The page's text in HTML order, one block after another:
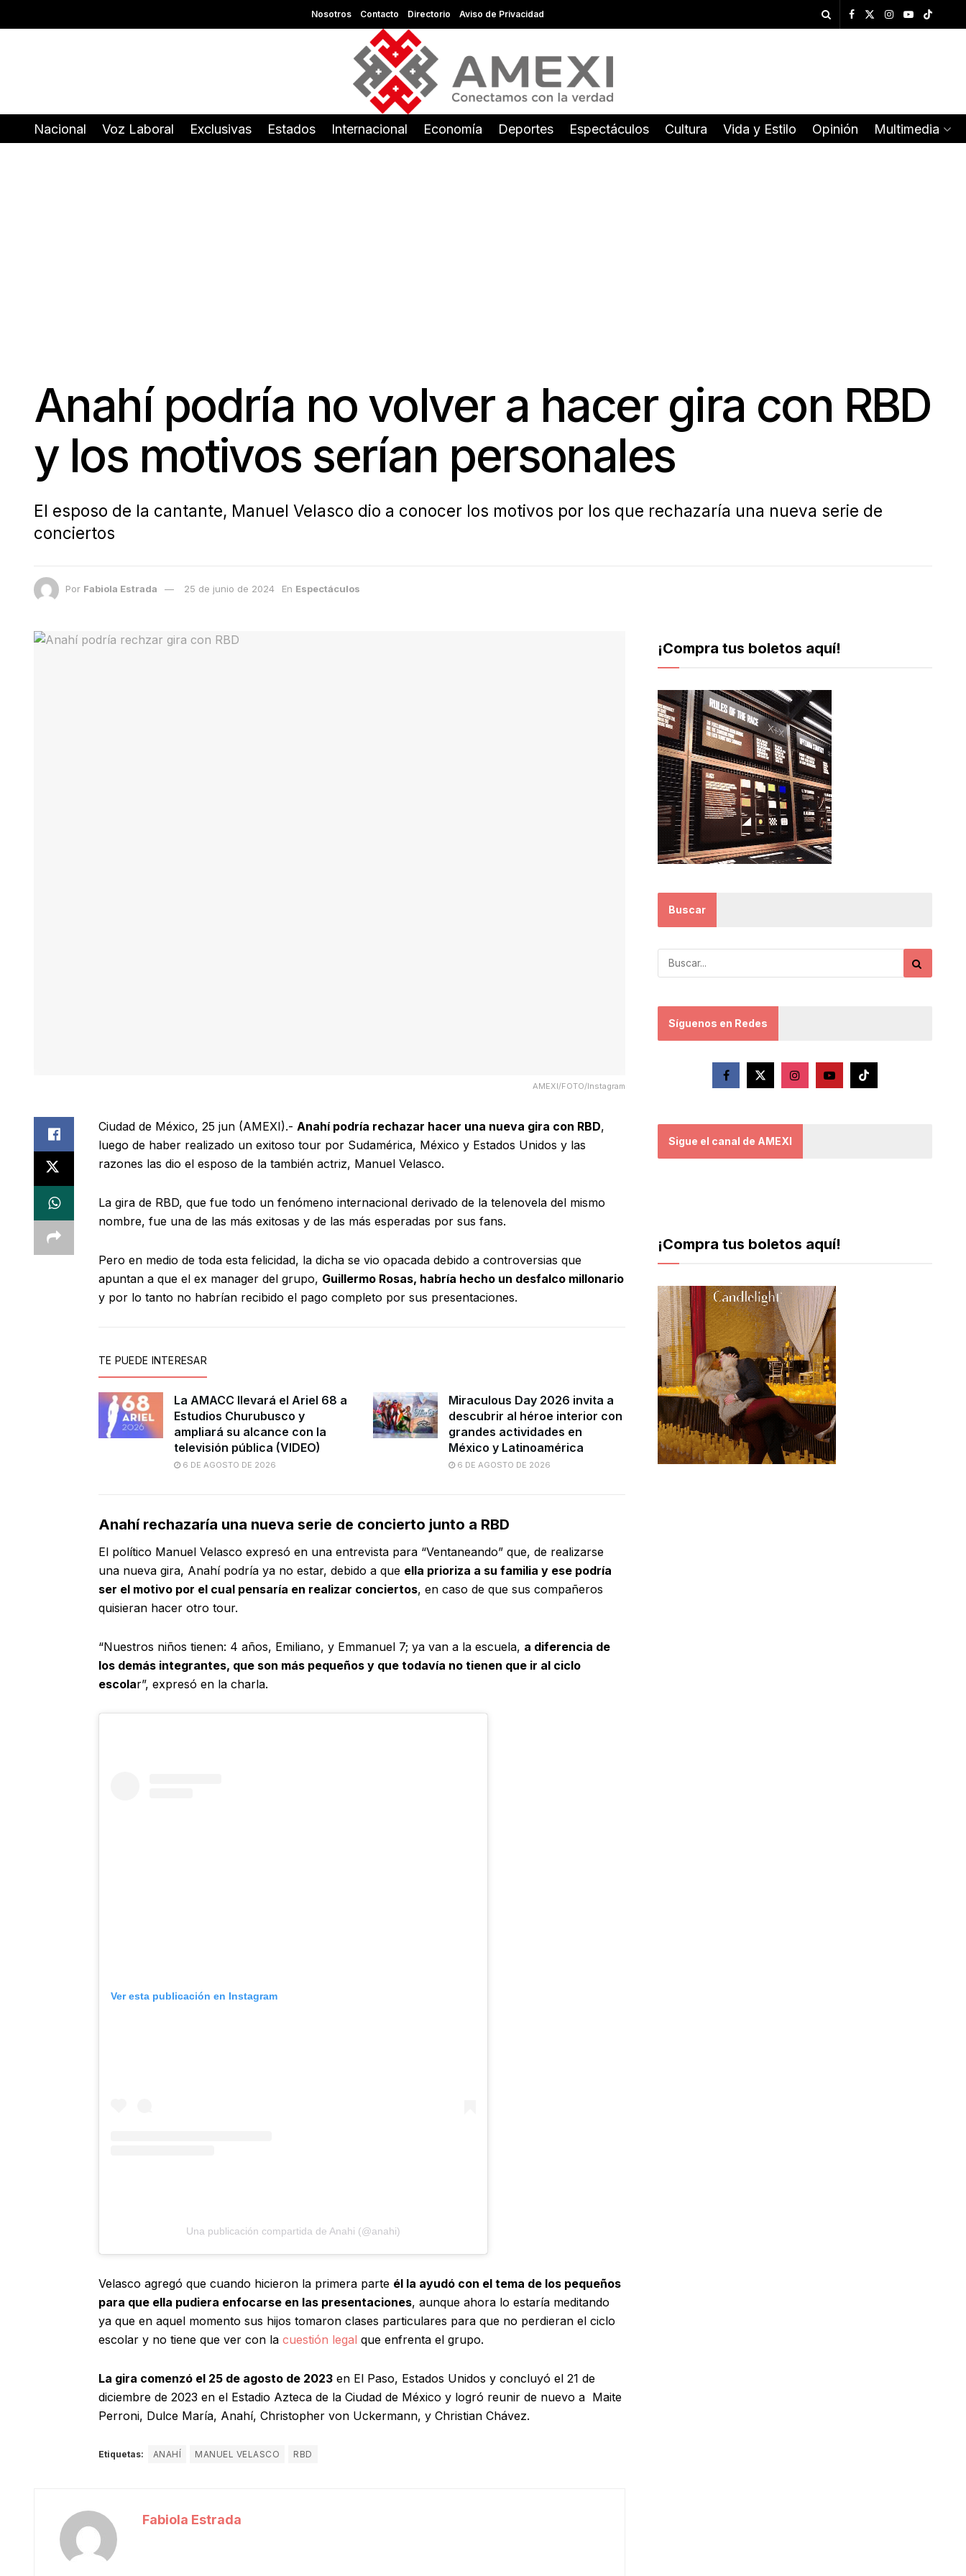
Nosotros Contacto Directorio Aviso de Privacidad
Nacional Voz Laboral Exclusivas Estados Internacional Economía Deportes Espectáculos Cultura Vida y Estilo Opinión Multimedia
Anahí podría no volver a hacer gira con RBD
y los motivos serían personales
El esposo de la cantante, Manuel Velasco dio a conocer los motivos por los que rechazaría una nueva serie de
conciertos
Por Fabiola Estrada 25 de junio de 2024 En Espectáculos
AMEXI/FOTO/Instagram
Ciudad de México, 25 jun (AMEXI).- Anahí podría rechazar hacer una nueva gira con RBD,
luego de haber realizado un exitoso tour por Sudamérica, México y Estados Unidos y las
razones las dio el esposo de la también actriz, Manuel Velasco.
La gira de RBD, que fue todo un fenómeno internacional derivado de la telenovela del mismo
nombre, fue una de las más exitosas y de las más esperadas por sus fans.
Pero en medio de toda esta felicidad, la dicha se vio opacada debido a controversias que
apuntan a que el ex manager del grupo, Guillermo Rosas, habría hecho un desfalco millonario
y por lo tanto no habrían recibido el pago completo por sus presentaciones.
TE PUEDE INTERESAR
La AMACC llevará el Ariel 68 a
Estudios Churubusco y
ampliará su alcance con la
televisión pública (VIDEO)
6 DE AGOSTO DE 2026
Miraculous Day 2026 invita a
descubrir al héroe interior con
grandes actividades en
México y Latinoamérica
6 DE AGOSTO DE 2026
Anahí rechazaría una nueva serie de concierto junto a RBD
El político Manuel Velasco expresó en una entrevista para “Ventaneando” que, de realizarse
una nueva gira, Anahí podría ya no estar, debido a que ella prioriza a su familia y ese podría
ser el motivo por el cual pensaría en realizar conciertos, en caso de que sus compañeros
quisieran hacer otro tour.
“Nuestros niños tienen: 4 años, Emiliano, y Emmanuel 7; ya van a la escuela, a diferencia de
los demás integrantes, que son más pequeños y que todavía no tienen que ir al ciclo
escolar”, expresó en la charla.
Ver esta publicación en Instagram
Una publicación compartida de Anahi (@anahi)
Velasco agregó que cuando hicieron la primera parte él la ayudó con el tema de los pequeños
para que ella pudiera enfocarse en las presentaciones, aunque ahora lo estaría meditando
ya que en aquel momento sus hijos tomaron clases particulares para que no perdieran el ciclo
escolar y no tiene que ver con la cuestión legal que enfrenta el grupo.
La gira comenzó el 25 de agosto de 2023 en El Paso, Estados Unidos y concluyó el 21 de
diciembre de 2023 en el Estadio Azteca de la Ciudad de México y logró reunir de nuevo a Maite
Perroni, Dulce María, Anahí, Christopher von Uckermann, y Christian Chávez.
Etiquetas: ANAHÍ MANUEL VELASCO RBD
Fabiola Estrada
¡Compra tus boletos aquí!
Buscar
Síguenos en Redes
Sigue el canal de AMEXI
¡Compra tus boletos aquí!